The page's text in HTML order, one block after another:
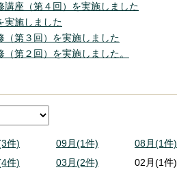
座（第４回）を実施しました
施しました
（第３回）を実施しました
第２回）を実施しました。
件) 09月(1件) 08月(1件)
件) 03月(2件) 02月(1件)